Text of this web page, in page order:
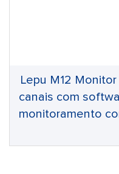
Lepu M12
canais com
monitoramento